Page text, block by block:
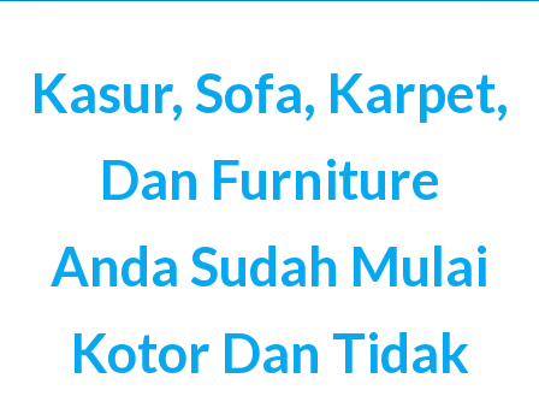
Kasur, Sofa, Karpet,
Dan Furniture
Anda Sudah Mulai
Kotor Dan Tidak